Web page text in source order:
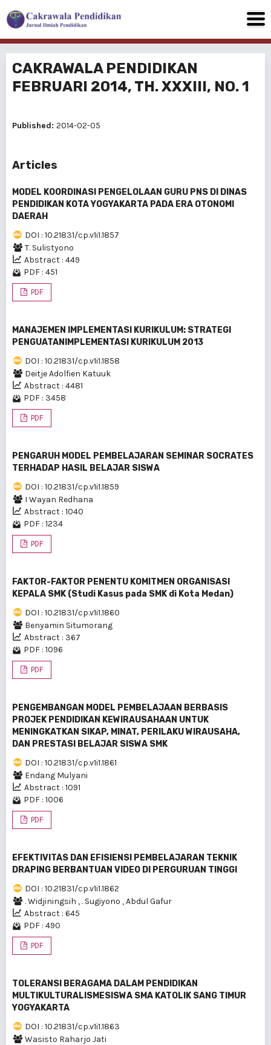
CAKRAWALA PENDIDIKAN
FEBRUARI 2014, TH. XXXIII, NO. 1
Published: 2014-02-05
Articles
MODEL KOORDINASI PENGELOLAAN GURU PNS DI DINAS
PENDIDIKAN KOTA YOGYAKARTA PADA ERA OTONOMI
DAERAH
DOI : 10.21831/cp.v1i1.1857
T. Sulistyono
Abstract : 449
PDF : 451
PDF
MANAJEMEN IMPLEMENTASI KURIKULUM: STRATEGI
PENGUATANIMPLEMENTASI KURIKULUM 2013
DOI : 10.21831/cp.v1i1.1858
Deitje Adolfien Katuuk
Abstract : 4481
PDF : 3458
PDF
PENGARUH MODEL PEMBELAJARAN SEMINAR SOCRATES
TERHADAP HASIL BELAJAR SISWA
DOI : 10.21831/cp.v1i1.1859
I Wayan Redhana
Abstract : 1040
PDF : 1234
PDF
FAKTOR-FAKTOR PENENTU KOMITMEN ORGANISASI
KEPALA SMK (Studi Kasus pada SMK di Kota Medan)
DOI : 10.21831/cp.v1i1.1860
Benyamin Situmorang
Abstract : 367
PDF : 1096
PDF
PENGEMBANGAN MODEL PEMBELAJAAN BERBASIS
PROJEK PENDIDIKAN KEWIRAUSAHAAN UNTUK
MENINGKATKAN SIKAP, MINAT, PERILAKU WIRAUSAHA,
DAN PRESTASI BELAJAR SISWA SMK
DOI : 10.21831/cp.v1i1.1861
Endang Mulyani
Abstract : 1091
PDF : 1006
PDF
EFEKTIVITAS DAN EFISIENSI PEMBELAJARAN TEKNIK
DRAPING BERBANTUAN VIDEO DI PERGURUAN TINGGI
DOI : 10.21831/cp.v1i1.1862
. Widjiningsih , . Sugiyono ,Abdul Gafur
Abstract : 645
PDF : 490
PDF
TOLERANSI BERAGAMA DALAM PENDIDIKAN
MULTIKULTURALISMESISWA SMA KATOLIK SANG TIMUR
YOGYAKARTA
DOI : 10.21831/cp.v1i1.1863
Wasisto Raharjo Jati